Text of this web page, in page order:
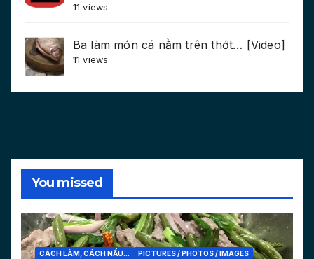
11 views
Ba làm món cá nằm trên thớt… [Video]
11 views
You missed
CÁCH LÀM, CÁCH NẤU...
PICTURES / PHOTOS / IMAGES